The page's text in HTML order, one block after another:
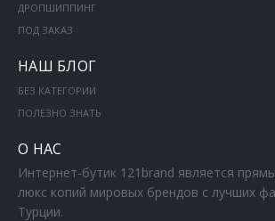
ДРОПШИППИНГ
ПОД ЗАКАЗ
НАШ БЛОГ
БЕЗ КАТЕГОРИИ
ПОЛЕЗНО ЗНАТЬ
О НАС
Интернет-бутик 121brand является
люкс копий мировых брендов с лучших
Турции.